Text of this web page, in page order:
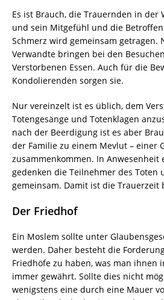
Es ist Brauch, die Trauernden in der
und sein Mitgefühl und die
Schmerz wird gemeinsam getragen.
Verwandte bringen bei den
Verstorbenen Essen. Auch für die
Kondolierenden sorgen sie.
Nur vereinzelt ist es üblich, dem
Totengesänge und Totenklagen
nach der Beerdigung ist es aber
der Familie zu einem Mevlut – einer
zusammenkommen. In Anwesenheit
gedenken die Teilnehmer des Toten
gemeinsam. Damit ist die Trauerzeit
Der Friedhof
Ein Moslem sollte unter
werden. Daher besteht die
Friedhöfe zu haben, was man ihnen
immer gewährt. Sollte dies nicht
wenigstens eine durch eine Mauer